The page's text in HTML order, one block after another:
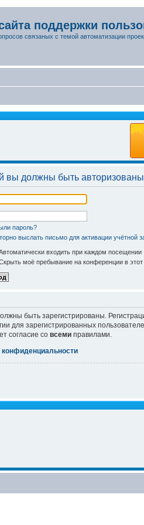
поддержки
связаных с темой автоматизации
вы должны быть
пароль?
выслать письмо для активации учётной
входить при каждом посещении
моё пребывание на конференции в этот
быть зарегистрированы.
для зарегистрированных
согласие со всеми правилами.